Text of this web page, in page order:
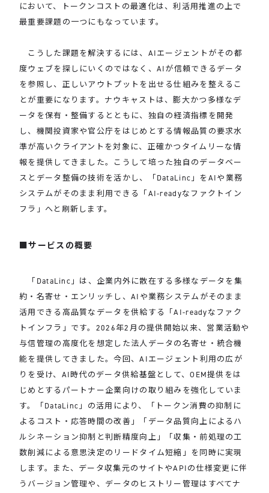
において、トークンコストの最適化は、利活用推進の上で
最重要課題の一つにもなっています。
こうした課題を解決するには、AIエージェントがその都
度ウェブを探しにいくのではなく、AIが信頼できるデータ
を参照し、正しいアウトプットを出せる仕組みを整えるこ
とが重要になります。ナウキャストは、膨大かつ多様なデ
ータを保有・整備するとともに、独自の経済指標を開発
し、機関投資家や官公庁をはじめとする情報品質の要求水
準が高いクライアントを対象に、正確かつタイムリーな情
報を提供してきました。こうして培った独自のデータベー
スとデータ整備の技術を活かし、「DataLinc」をAIや業務
システムがそのまま利用できる「AI-readyなファクトイン
フラ」へと刷新します。
サービスの概要
「DataLinc」は、企業内外に散在する多様なデータを集
約・名寄せ・エンリッチし、AIや業務システムがそのまま
活用できる高品質なデータを供給する「AI-readyなファク
トインフラ」です。2026年2月の提供開始以来、営業活動や
与信管理の高度化を想定した法人データの名寄せ・統合機
能を提供してきました。今回、AIエージェント利用の広が
りを受け、AI時代のデータ供給基盤として、OEM提供をは
じめとするパートナー企業向けの取り組みを強化していま
す。「DataLinc」の活用により、「トークン消費の抑制に
よるコスト・応答時間の改善」「データ品質向上によるハ
ルシネーション抑制と判断精度向上」「収集・前処理の工
数削減による意思決定のリードタイム短縮」を同時に実現
します。また、データ収集元のサイトやAPIの仕様変更に伴
うバージョン管理や、データのヒストリー管理はすべてナ